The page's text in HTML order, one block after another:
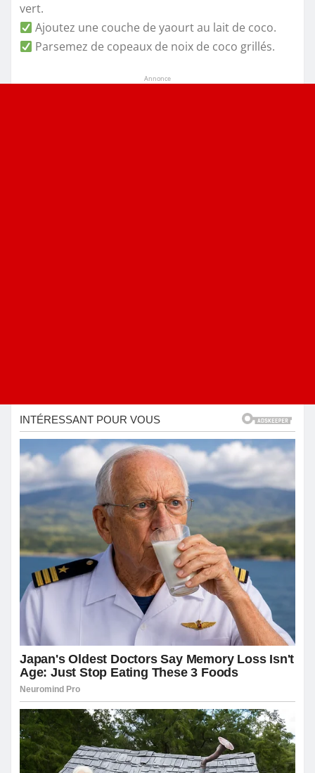
vert.
Ajoutez une couche de yaourt au lait de coco.
Parsemez de copeaux de noix de coco grillés.
Annonce